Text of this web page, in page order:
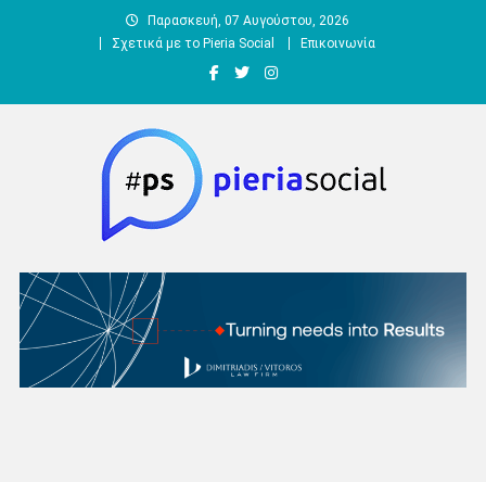
Παρασκευή, 07 Αυγούστου, 2026
Σχετικά με το Pieria Social
Επικοινωνία
Pieria Social